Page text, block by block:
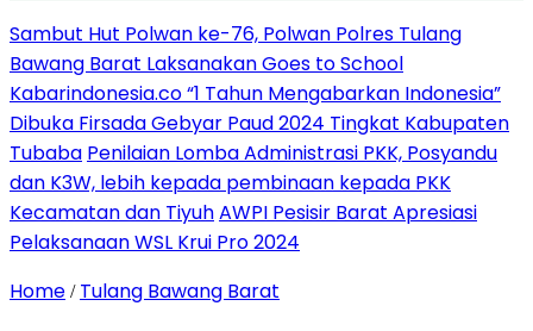
Sambut Hut Polwan ke-76, Polwan Polres Tulang
Bawang Barat Laksanakan Goes to School
Kabarindonesia.co “1 Tahun Mengabarkan Indonesia”
Dibuka Firsada Gebyar Paud 2024 Tingkat Kabupaten
Tubaba Penilaian Lomba Administrasi PKK, Posyandu
dan K3W, lebih kepada pembinaan kepada PKK
Kecamatan dan TiyuhAWPI Pesisir Barat Apresiasi
Pelaksanaan WSL Krui Pro 2024
Home / Tulang Bawang Barat